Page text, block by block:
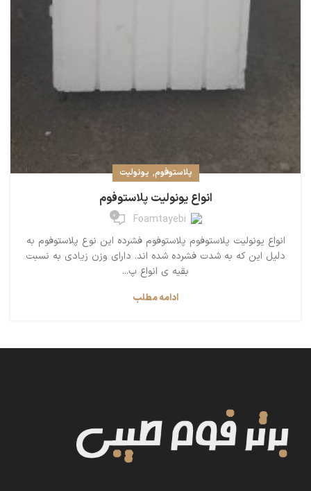
پلاستوفوم, یونولیت
انواع یونولیت پلاستوفوم
Foamtayebi
0
انواع یونولیت پلاستوفوم پلاستوفوم فشرده این نوع پلاستوفوم به
دلیل این که به شدت فشرده شده اند. دارای وزن زیادی به نسبت
بقیه ی انواع پ...
ادامه مطلب